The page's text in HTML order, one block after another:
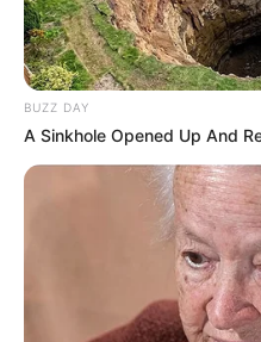
BUZZ DAY
A Sinkhole Opened Up And